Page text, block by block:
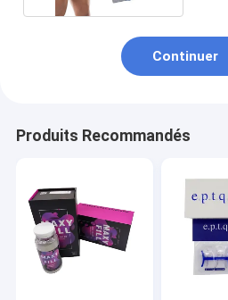
Continuer
Produits Recommandés